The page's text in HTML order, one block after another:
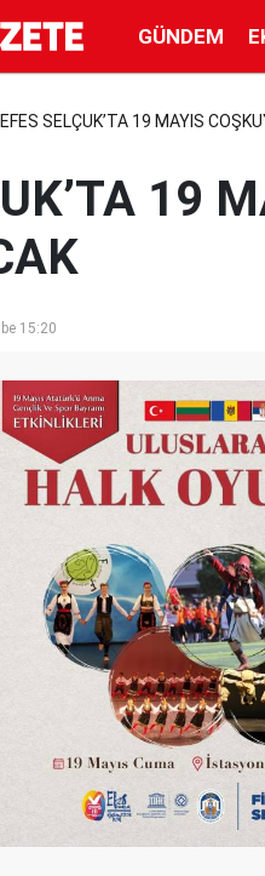
GÜNDEM
EFES SELÇUK’TA 19 MAYIS
19
15:20